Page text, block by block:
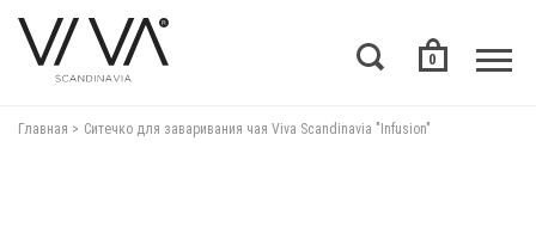
0
Главная Ситечко для заваривания чая Viva Scandinavia "Infusion"